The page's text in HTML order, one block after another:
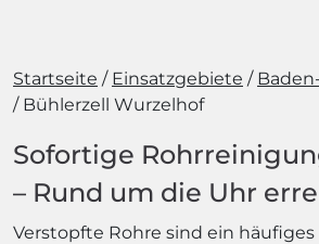
Startseite Einsatzgebiete
Bühlerzell Wurzelhof
Sofortige
– Rund um die Uhr
Verstopfte Rohre sind ein häufiges